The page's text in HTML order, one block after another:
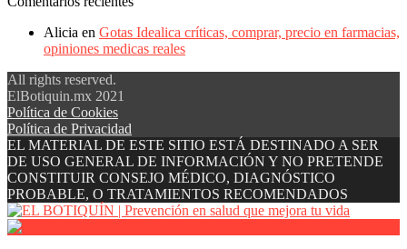
Alicia en Gotas Idealica críticas, comprar, precio en farmacias,
opiniones medicas reales
All rights reserved.
ElBotiquin.mx 2021
Política de Cookies
Política de Privacidad
EL MATERIAL DE ESTE SITIO ESTÁ DESTINADO A SER
DE USO GENERAL DE INFORMACIÓN Y NO PRETENDE
CONSTITUIR CONSEJO MÉDICO, DIAGNÓSTICO
PROBABLE, O TRATAMIENTOS RECOMENDADOS